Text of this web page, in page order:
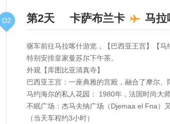
D2 第2天 卡萨布兰卡 马拉
驱车前往马拉喀什游览，【巴西亚王宫】【马
特别安排皇家曼苏尔下午茶。
外观【库图比亚清真寺】
巴西亚王宫：一座典雅的宫殿，融合了摩尔
马约海尔的私人花园： 1980年，法国时尚大
不眠广场：杰马夫纳广场（Djemaa el Fna）
（当天车程约3小时）